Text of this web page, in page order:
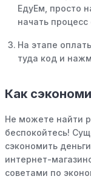
ЕдуЕм, просто
начать
На этапе
туда код и
Как
Не можете найти
беспокойтесь!
сэкономить
интернет-
советами по